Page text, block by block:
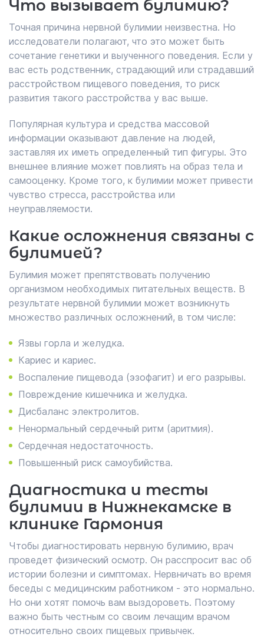
Что вызывает булимию?
Точная причина нервной булимии неизвестна. Но
исследователи полагают, что это может быть
сочетание генетики и выученного поведения. Если у
вас есть родственник, страдающий или страдавший
расстройством пищевого поведения, то риск
развития такого расстройства у вас выше.
Популярная культура и средства массовой
информации оказывают давление на людей,
заставляя их иметь определенный тип фигуры. Это
внешнее влияние может повлиять на образ тела и
самооценку. Кроме того, к булимии может привести
чувство стресса, расстройства или
неуправляемости.
Какие осложнения связаны с
булимией?
Булимия может препятствовать получению
организмом необходимых питательных веществ. В
результате нервной булимии может возникнуть
множество различных осложнений, в том числе:
Язвы горла и желудка.
Кариес и кариес.
Воспаление пищевода (эзофагит) и его разрывы.
Повреждение кишечника и желудка.
Дисбаланс электролитов.
Ненормальный сердечный ритм (аритмия).
Сердечная недостаточность.
Повышенный риск самоубийства.
Диагностика и тесты
булимии в Нижнекамске в
клинике Гармония
Чтобы диагностировать нервную булимию, врач
проведет физический осмотр. Он расспросит вас об
истории болезни и симптомах. Нервничать во время
беседы с медицинским работником - это нормально.
Но они хотят помочь вам выздороветь. Поэтому
важно быть честным со своим лечащим врачом
относительно своих пищевых привычек.